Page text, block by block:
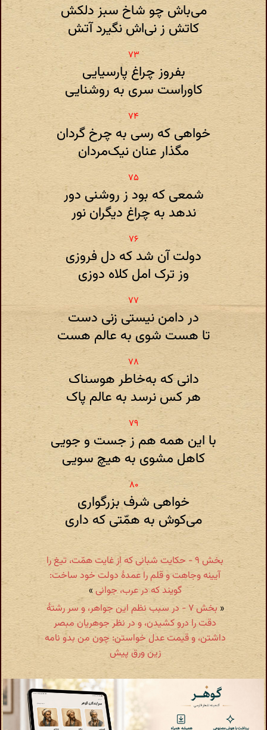
می‌باش چو شاخ سبز دلکش
کاتش ز نی‌اش نگیرد آتش
بفروز چراغ پارسیایی
کاو‌راست سری به روشنایی
خواهی که رسی به چرخ گردان
مگذار عنان نیک‌مردان
شمعی که بود ز روشنی دور
ندهد به چراغ دیگران نور
دولت آن شد که دل فروزی
وز ترک امل کلاه دوزی
در دامن نیستی زنی دست
تا هست شوی به عالم هست
دانی که به‌خاطر هوسناک
هر کس نرسد به عالم پاک
با این همه هم ز جست و جویی
کاهل مشوی به هیچ سویی
خواهی شرف بزرگواری
می‌کوش به همّتی که داری
بخش ۹ - حکایت شبانی که از غایت همّت‌، تیغ را
آیینه وجاهت و قلم را عمدهٔ دولت خود ساخت:
گویند که در عرب، جوانی »
«
بخش ۷ - در سبب نظم این جواهر، و سر رشتهٔ
دقت را درو کشیدن، و در نظر جوهریان مبصر
داشتن، و قیمت عدل خواستن: چون من بدو نامه
زین ورق پیش